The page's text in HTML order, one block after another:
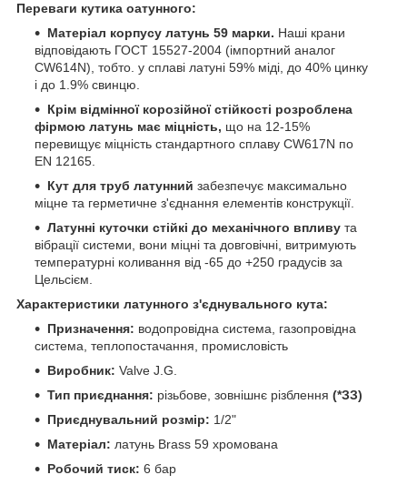
Переваги кутика оатунного:
Матеріал корпусу латунь 59 марки. Наші крани
відповідають ГОСТ 15527-2004 (імпортний аналог
CW614N), тобто. у сплаві латуні 59% міді, до 40% цинку
і до 1.9% свинцю.
Крім відмінної корозійної стійкості розроблена
фірмою латунь має міцність, що на 12-15%
перевищує міцність стандартного сплаву CW617N по
EN 12165.
Кут для труб латунний забезпечує максимально
міцне та герметичне з'єднання елементів конструкції.
Латунні куточки стійкі до механічного впливу та
вібрації системи, вони міцні та довговічні, витримують
температурні коливання від -65 до +250 градусів за
Цельсієм.
Характеристики латунного з'єднувального кута:
Призначення: водопровідна система, газопровідна
система, теплопостачання, промисловість
Виробник: Valve J.G.
Тип приєднання: різьбове, зовнішнє різблення (*ЗЗ)
Приєднувальний розмір: 1/2"
Матеріал: латунь Brass 59 хромована
Робочий тиск: 6 бар